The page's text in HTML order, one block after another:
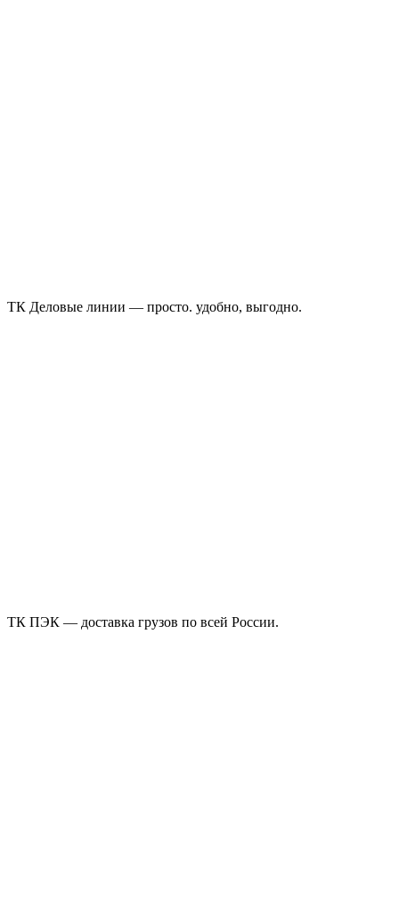
ТК Деловые линии — просто. удобно, выгодно.
ТК ПЭК — доставка грузов по всей России.